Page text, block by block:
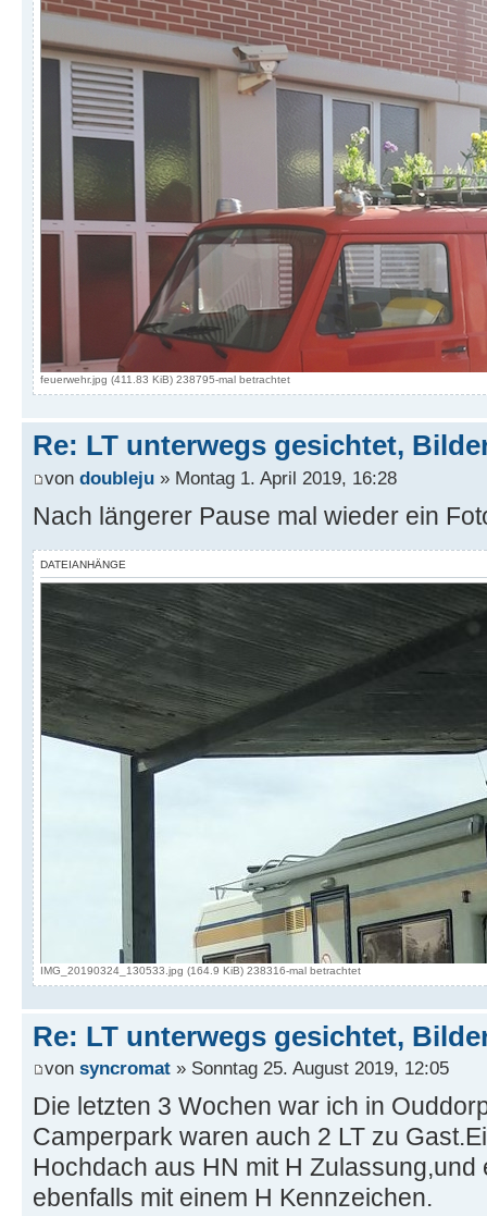
feuerwehr.jpg (411.83 KiB) 238795-mal betrachtet
Re: LT unterwegs gesichtet,
von doubleju » Montag 1. April 2019, 16:28
Nach längerer Pause mal wieder ein
DATEIANHÄNGE
IMG_20190324_130533.jpg (164.9 KiB) 238316-mal betrachtet
Re: LT unterwegs gesichtet,
von syncromat » Sonntag 25. August 2019, 12:05
Die letzten 3 Wochen war ich in
Camperpark waren auch 2 LT zu
Hochdach aus HN mit H Zulassung,und
ebenfalls mit einem H Kennzeichen.